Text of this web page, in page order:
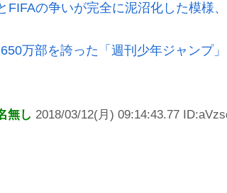
FIFAの争いが完全に泥沼化した模様
万部を誇った「週刊少年ジャンプ
無し 2018/03/12(月) 09:14:43.77